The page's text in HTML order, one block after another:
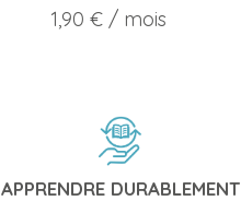
Prix
1,90 €/ mois
APPRENDRE DURABLEMENT